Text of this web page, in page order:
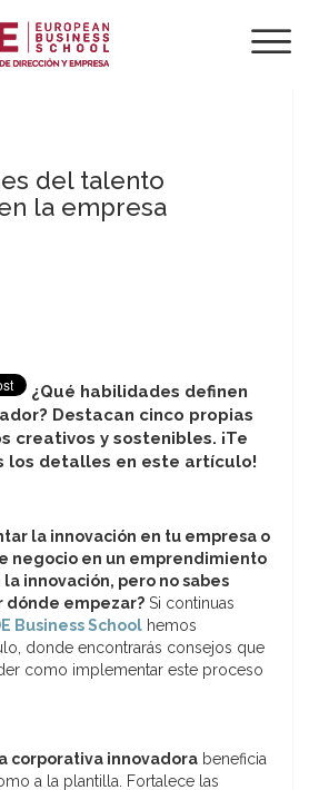
del talento
la empresa
¿Qué habilidades definen
Destacan cinco propias
creativos y sostenibles. ¡Te
los detalles en este artículo!
la innovación en tu empresa o
negocio en un emprendimiento
innovación, pero no sabes
dónde empezar? Si continuas
Business School hemos
donde encontrarás consejos que
como implementar este proceso
corporativa innovadora beneficia
a la plantilla. Fortalece las